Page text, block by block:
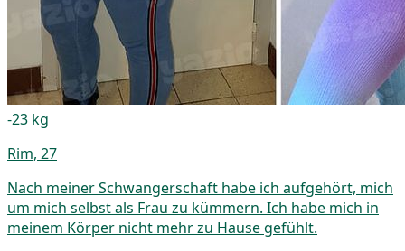
-23 kg
Rim, 27
Nach meiner Schwangerschaft habe ich aufgehört, mich
um mich selbst als Frau zu kümmern. Ich habe mich in
meinem Körper nicht mehr zu Hause gefühlt.